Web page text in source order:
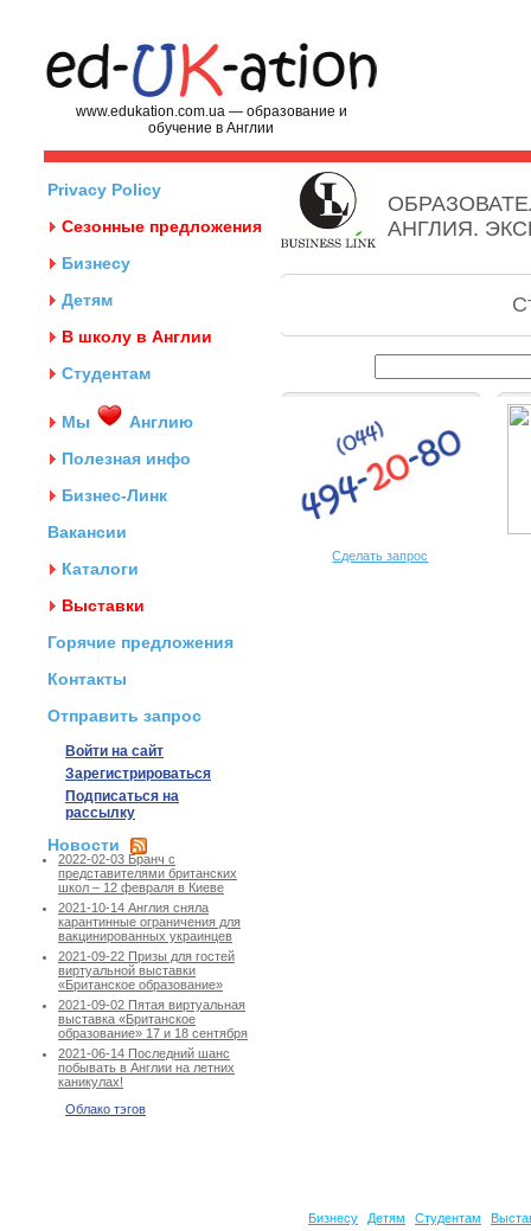
www.edukation.com.ua — образование и
обучение в Англии
Privacy Policy
Сезонные предложения
Бизнесу
Детям
В школу в Англии
Студентам
Мы
Англию
Полезная инфо
Бизнес-Линк
Вакансии
Каталоги
Выставки
Горячие предложения
Контакты
Отправить запрос
Войти на сайт
Зарегистрироваться
Подписаться на
рассылку
Новости
2022-02-03 Бранч с
представителями британских
школ – 12 февраля в Киеве
2021-10-14 Англия сняла
карантинные ограничения для
вакцинированных украинцев
2021-09-22 Призы для гостей
виртуальной выставки
«Британское образование»
2021-09-02 Пятая виртуальная
выставка «Британское
образование» 17 и 18 сентября
2021-06-14 Последний шанс
побывать в Англии на летних
каникулах!
Облако тэгов
АНГЛИЯ.
Сделать запрос
Бизнесу Детям Студентам